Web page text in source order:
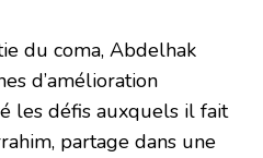
du coma, Abdelhak
d’amélioration
les défis auxquels il fait
partage dans une